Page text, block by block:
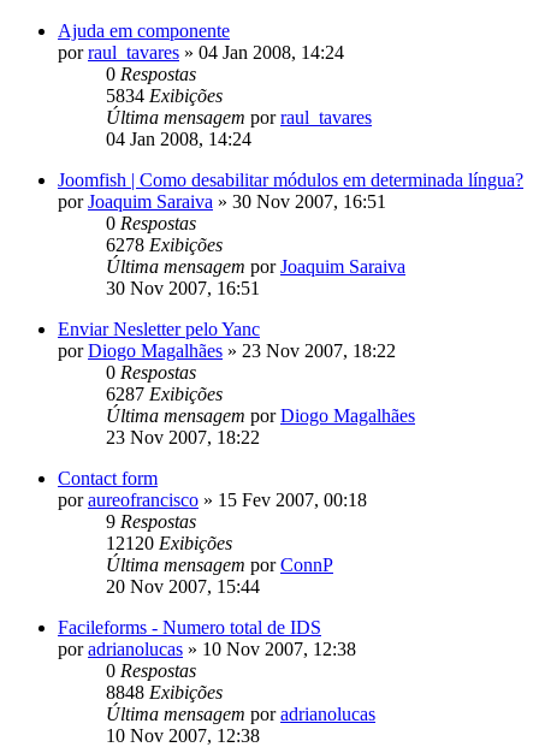
Ajuda em componente
porraul_tavares » 04 Jan 2008, 14:24
0 Respostas
5834 Exibições
Última mensagem porraul_tavares
04 Jan 2008, 14:24
Joomfish | Como desabilitar módulos em determinada língua?
porJoaquim Saraiva » 30 Nov 2007, 16:51
0 Respostas
6278 Exibições
Última mensagem porJoaquim Saraiva
30 Nov 2007, 16:51
Enviar Nesletter pelo Yanc
porDiogo Magalhães » 23 Nov 2007, 18:22
0 Respostas
6287 Exibições
Última mensagem porDiogo Magalhães
23 Nov 2007, 18:22
Contact form
poraureofrancisco » 15 Fev 2007, 00:18
9 Respostas
12120 Exibições
Última mensagem porConnP
20 Nov 2007, 15:44
Facileforms - Numero total de IDS
poradrianolucas » 10 Nov 2007, 12:38
0 Respostas
8848 Exibições
Última mensagem poradrianolucas
10 Nov 2007, 12:38